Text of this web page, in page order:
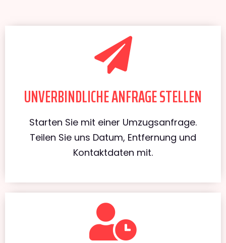
UNVERBINDLICHE ANFRAGE STELLEN
Starten Sie mit einer Umzugsanfrage.
Teilen Sie uns Datum, Entfernung und
Kontaktdaten mit.